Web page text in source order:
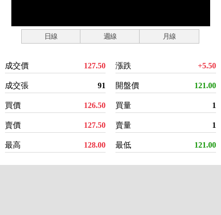
日線 週線 月線
成交價 127.50
成交張 91
買價 126.50
賣價 127.50
最高 128.00
漲跌 +5.50
開盤價 121.00
買量 1
賣量 1
最低 121.00